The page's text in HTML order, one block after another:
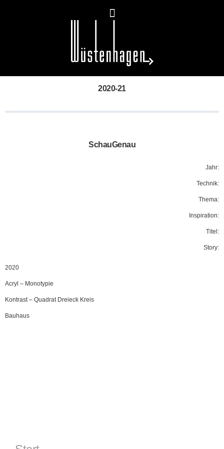
2020-21
SchauGenau
Jahr:
Technik:
Thema:
Inspiration:
Titel:
Story:
2020
Acryl – Monotypie
Kontrast– Quadrat Dreieck Kreis
Bauhaus